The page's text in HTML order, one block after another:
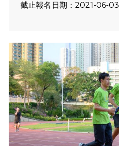
截止報名日期：2021-06-03